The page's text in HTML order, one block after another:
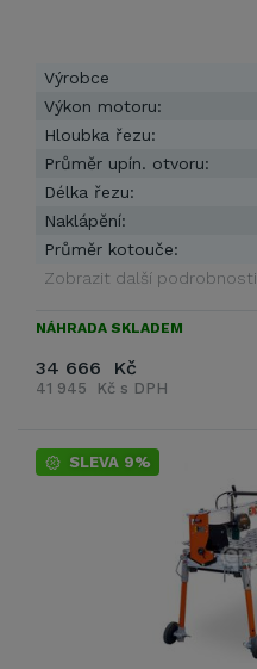
Výrobce
Výkon motoru:
Hloubka řezu:
Průměr upín. otvoru:
Délka řezu:
Naklápění:
Průměr kotouče:
Zobrazit další podrobnosti
NÁHRADA SKLADEM
34 666 Kč
41 945 Kč s DPH
SLEVA 9%